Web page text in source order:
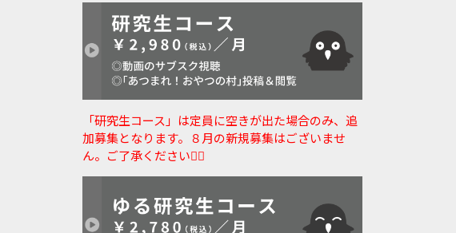
「研究生コース」は定員に空きが出た場合のみ、追
加募集となります。８月の新規募集はございませ
ん。ご了承ください🙇‍♀️